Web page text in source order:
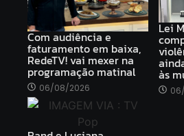
Com audiência e
faturamento em baixa,
RedeTV! vai mexer na
programação matinal
06/08/2026
Lei
às